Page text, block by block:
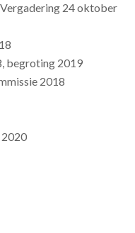
24 oktober
begroting 2019
2018
2020